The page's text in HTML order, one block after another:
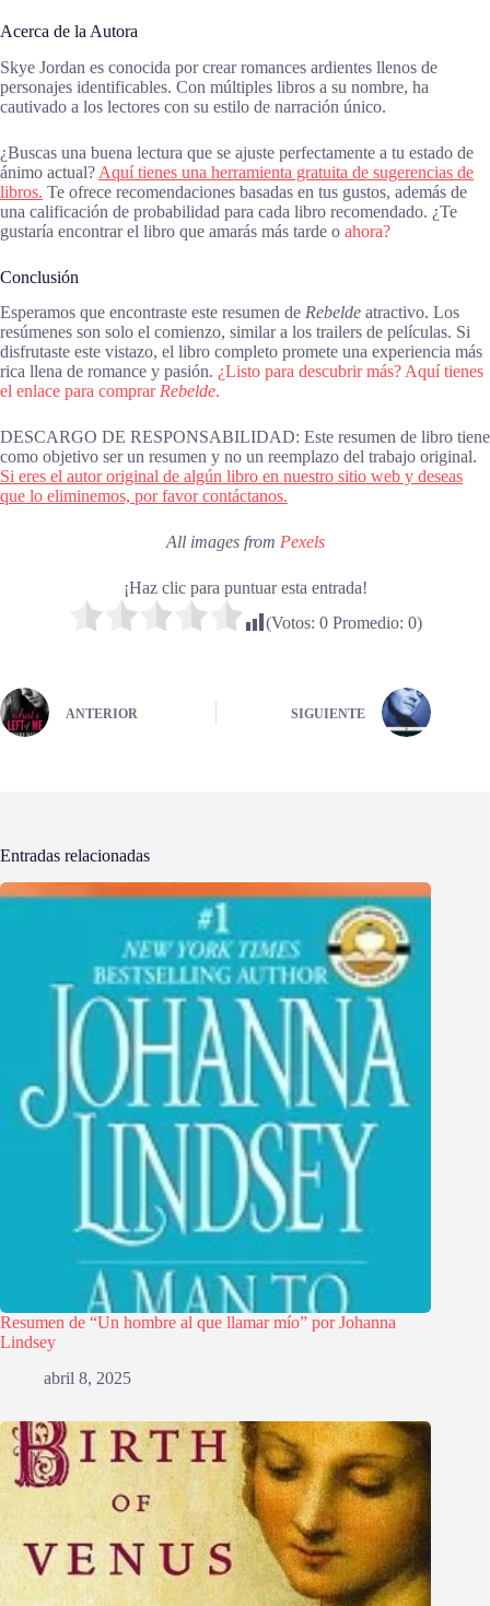
Acerca de la Autora
Skye Jordan es conocida por crear romances ardientes llenos de
personajes identificables. Con múltiples libros a su nombre, ha
cautivado a los lectores con su estilo de narración único.
¿Buscas una buena lectura que se ajuste perfectamente a tu estado de
ánimo actual? Aquí tienes una herramienta gratuita de sugerencias de
libros. Te ofrece recomendaciones basadas en tus gustos, además de
una calificación de probabilidad para cada libro recomendado. ¿Te
gustaría encontrar el libro que amarás más tarde o ahora?
Conclusión
Esperamos que encontraste este resumen de Rebelde atractivo. Los
resúmenes son solo el comienzo, similar a los trailers de películas. Si
disfrutaste este vistazo, el libro completo promete una experiencia más
rica llena de romance y pasión. ¿Listo para descubrir más? Aquí tienes
el enlace para comprar Rebelde.
DESCARGO DE RESPONSABILIDAD: Este resumen de libro tiene
como objetivo ser un resumen y no un reemplazo del trabajo original.
Si eres el autor original de algún libro en nuestro sitio web y deseas
que lo eliminemos, por favor contáctanos.
All images from Pexels
¡Haz clic para puntuar esta entrada!
(Votos: 0Promedio: 0)
ANTERIOR SIGUIENTE
Entradas relacionadas
Resumen de “Un hombre al que llamar mío” por Johanna
Lindsey
abril 8, 2025